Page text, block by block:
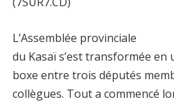
L’Assemblée provinciale
du Kasaï s’est transformée
boxe entre trois députés
collègues. Tout a commencé